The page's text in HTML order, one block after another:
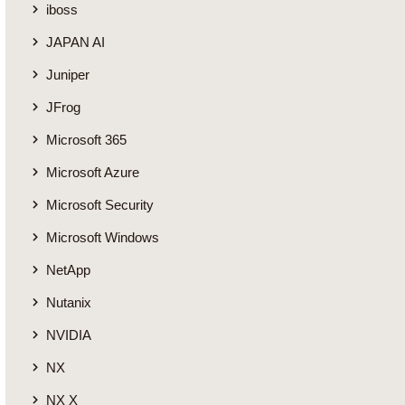
iboss
JAPAN AI
Juniper
JFrog
Microsoft 365
Microsoft Azure
Microsoft Security
Microsoft Windows
NetApp
Nutanix
NVIDIA
NX
NX X